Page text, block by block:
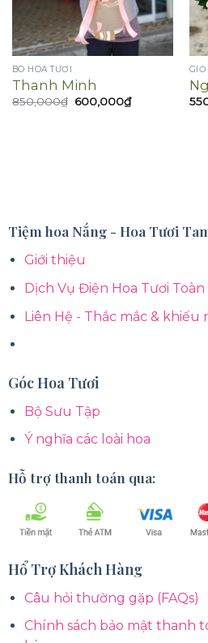
BÓ HOA TƯƠI
Thanh Minh
850,000₫ Giá
600,000₫Giá
hiện
Tiệm hoa Nắng - Hoa Tươi
Giới thiệu
Dịch Vụ Điện Hoa Tươi
Liên Hệ - Thắc mắc & khiếu
Góc Hoa Tươi
Bộ Sưu Tập
Ý nghĩa các loài hoa
Hỗ trợ thanh toán qua:
Hổ Trợ Khách Hàng
Câu hỏi thường gặp (FAQs)
Chính sách bảo mật thanh